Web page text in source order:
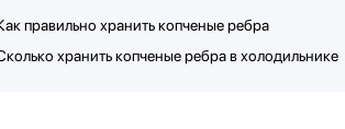
правильно хранить копченые ребра
хранить копченые ребра в холодильнике